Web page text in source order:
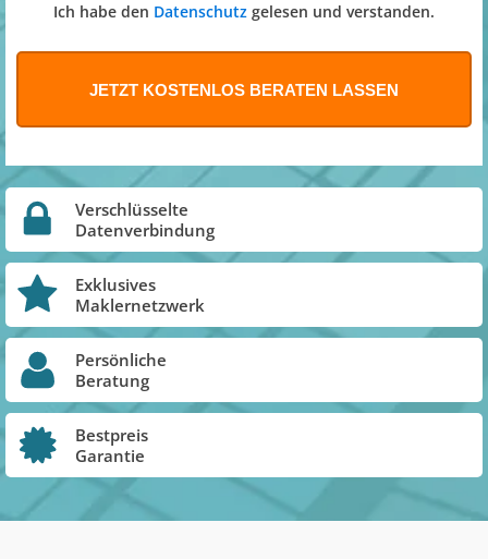
Ich habe den Datenschutz gelesen und verstanden.
Verschlüsselte
Datenverbindung
Exklusives
Maklernetzwerk
Persönliche
Beratung
Bestpreis
Garantie